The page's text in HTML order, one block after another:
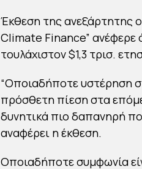
Έκθεση της ανεξάρτητης
Climate Finance” ανέφερε
τουλάχιστον $1,3 τρισ.
“Οποιαδήποτε υστέρηση
πρόσθετη πίεση στα
δυνητικά πιο δαπανηρή
αναφέρει η έκθεση.
Οποιαδήποτε συμφωνία